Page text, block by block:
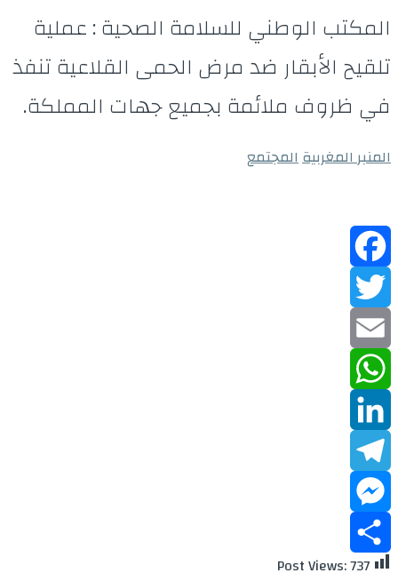
المكتب الوطني للسلامة الصحية : عملية
تلقيح الأبقار ضد مرض الحمى القلاعية تنفذ
في ظروف ملائمة بجميع جهات المملكة.
المنبر المغربيةالمجتمع
Facebook
Twitter
Email
WhatsApp
LinkedIn
Telegram
Messenger
Post Views:737